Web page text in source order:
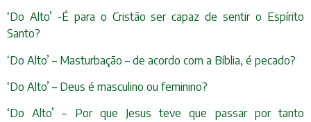
‘Do Alto’ -É para o Cristão ser capaz de sentir o Espírito
Santo?
‘Do Alto’ – Masturbação – de acordo com a Bíblia, é pecado?
‘Do Alto’ – Deus é masculino ou feminino?
‘Do Alto’ – Por que Jesus teve que passar por tanto